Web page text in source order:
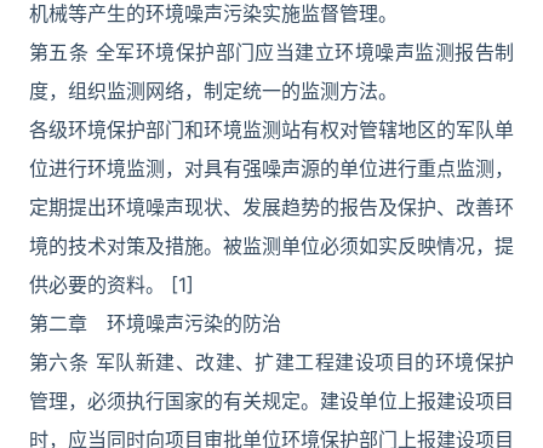
机械等产生的环境噪声污染实施监督管理。
第五条 全军环境保护部门应当建立环境噪声监测报告制
度，组织监测网络，制定统一的监测方法。
各级环境保护部门和环境监测站有权对管辖地区的军队单
位进行环境监测，对具有强噪声源的单位进行重点监测，
定期提出环境噪声现状、发展趋势的报告及保护、改善环
境的技术对策及措施。被监测单位必须如实反映情况，提
供必要的资料。 [1]
第二章 环境噪声污染的防治
第六条 军队新建、改建、扩建工程建设项目的环境保护
管理，必须执行国家的有关规定。建设单位上报建设项目
时，应当同时向项目审批单位环境保护部门上报建设项目